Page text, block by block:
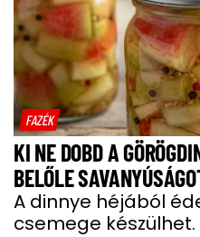
FAZÉK
KI NE DOBD A
BELŐLE
A dinnye héjából
csemege készülhet.